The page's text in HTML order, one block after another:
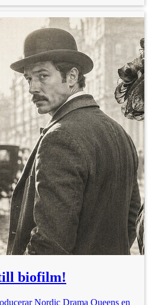
biofilm!
Nordic Drama Queens en